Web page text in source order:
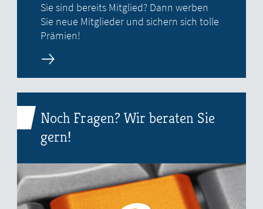
Sie sind bereits Mitglied? Dann werben
Sie neue Mitglieder und sichern sich tolle
Prämien!
Noch Fragen? Wir beraten Sie
gern!